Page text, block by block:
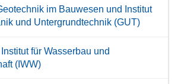
im Bauwesen und Institut
und Untergrundtechnik (GUT)
für Wasserbau und
(IWW)